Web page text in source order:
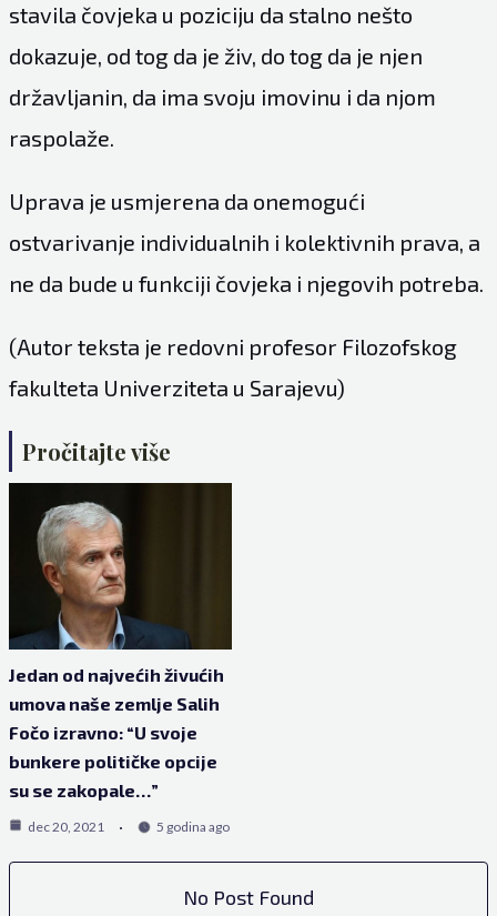
stavila čovjeka u poziciju da stalno nešto
dokazuje, od tog da je živ, do tog da je njen
državljanin, da ima svoju imovinu i da njom
raspolaže.
Uprava je usmjerena da onemogući
ostvarivanje individualnih i kolektivnih prava, a
ne da bude u funkciji čovjeka i njegovih potreba.
(Autor teksta je redovni profesor Filozofskog
fakulteta Univerziteta u Sarajevu)
Pročitajte više
Jedan od najvećih živućih
umova naše zemlje Salih
Fočo izravno: “U svoje
bunkere političke opcije
su se zakopale…”
dec 20, 2021 5 godina ago
No Post Found